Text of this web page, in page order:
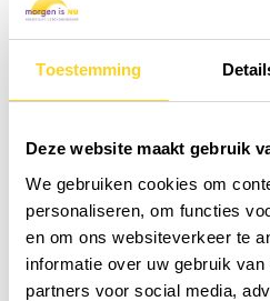
Toestemming
Deze website maakt gebruik
We gebruiken cookies om
personaliseren, om functies
en om ons websiteverkeer te
informatie over uw gebruik
partners voor social media,